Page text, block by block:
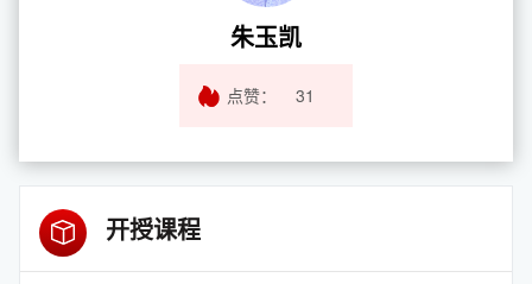
朱玉凯
点赞： 31
开授课程